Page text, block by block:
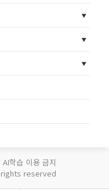
학습 이용 금지
reserved